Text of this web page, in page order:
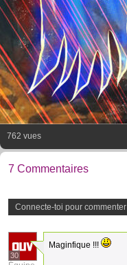
762 vues
7 Commentaires
Connecte-toi pour commenter
30
Maginfique !!!